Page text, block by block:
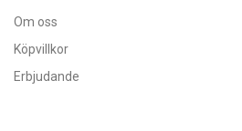
Om oss
Köpvillkor
Erbjudande